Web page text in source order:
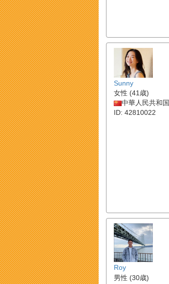
Sunny
女性 (41歳)
中華人民共和国
ID: 42810022
Roy
男性 (30歳)